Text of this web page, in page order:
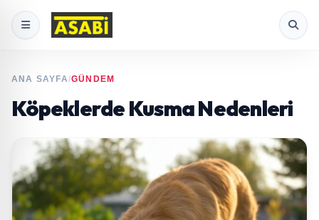
ANA SAYFA/GÜNDEM
Köpeklerde Kusma Nedenleri